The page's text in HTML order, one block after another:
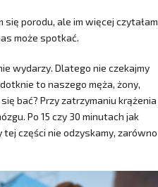
się porodu, ale im więcej czytałam
może spotkać.
wydarzy. Dlatego nie czekajmy
to naszego męża, żony,
bać? Przy zatrzymaniu krążenia
Po 15 czy 30 minutach jak
części nie odzyskamy, zarówno